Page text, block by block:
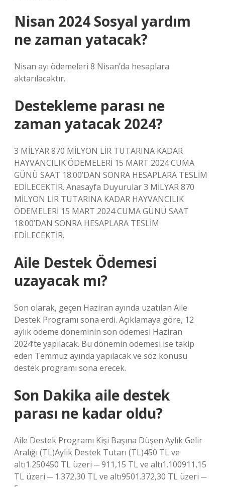
Nisan 2024 Sosyal yardım
ne zaman yatacak?
Nisan ayı ödemeleri 8 Nisan’da hesaplara
aktarılacaktır.
Destekleme parası ne
zaman yatacak 2024?
3 MİLYAR 870 MİLYON LİR TUTARINA KADAR
HAYVANCILIK ÖDEMELERİ 15 MART 2024 CUMA
GÜNÜ SAAT 18:00’DAN SONRA HESAPLARA TESLİM
EDİLECEKTİR. Anasayfa Duyurular 3 MİLYAR 870
MİLYON LİR TUTARINA KADAR HAYVANCILIK
ÖDEMELERİ 15 MART 2024 CUMA GÜNÜ SAAT
18:00’DAN SONRA HESAPLARA TESLİM
EDİLECEKTİR.
Aile Destek Ödemesi
uzayacak mı?
Son olarak, geçen Haziran ayında uzatılan Aile
Destek Programı sona erdi. Açıklamaya göre, 12
aylık ödeme döneminin son ödemesi Haziran
2024’te yapılacak. Bu dönemin ödemesi ise takip
eden Temmuz ayında yapılacak ve söz konusu
destek programı sona erecek.
Son Dakika aile destek
parası ne kadar oldu?
Aile Destek Programı Kişi Başına Düşen Aylık Gelir
Aralığı (TL)Aylık Destek Tutarı (TL)450 TL ve
altı1.250450 TL üzeri ─ 911,15 TL ve altı1.100911,15
TL üzeri ─ 1.372,30 TL ve altı9501.372,30 TL üzeri ─